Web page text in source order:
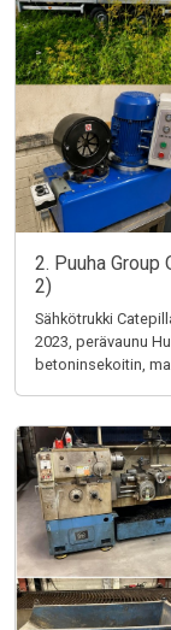
2. Puuha Group
2)
Sähkötrukki
2023, perävaunu
betoninsekoitin,